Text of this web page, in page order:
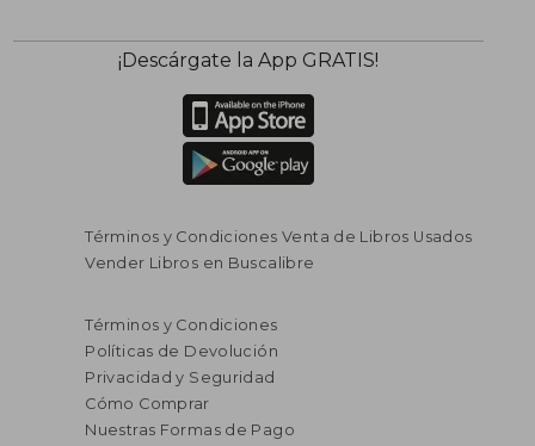
¡Descárgate la App GRATIS!
Términos y Condiciones Venta de Libros Usados
Vender Libros en Buscalibre
Términos y Condiciones
Políticas de Devolución
Privacidad y Seguridad
Cómo Comprar
Nuestras Formas de Pago